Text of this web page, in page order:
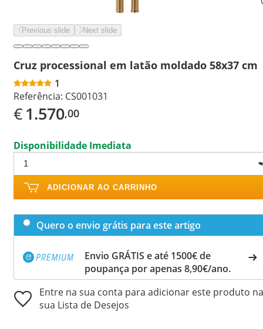
Previous slide Next slide
Cruz processional em latão moldado 58x37 cm
1
Referência: CS001031
€1.570,00
Disponibilidade Imediata
ADICIONAR AO CARRINHO
Quero o envio grátis para este artigo
Envio GRÁTIS e até 1500€ de
poupança por apenas 8,90€/ano.
Entre na sua conta para adicionar este produto na
sua Lista de Desejos